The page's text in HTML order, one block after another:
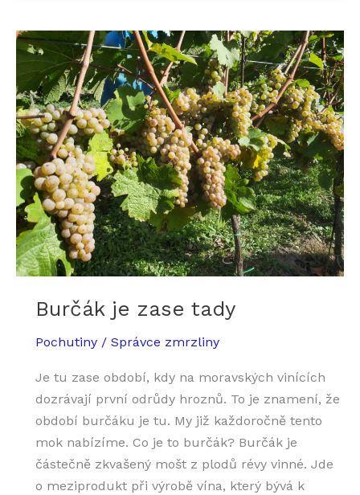
Burčák je zase tady
Pochutiny / Správce zmrzliny
Je tu zase období, kdy na moravských vinících
dozrávají první odrůdy hroznů. To je znamení, že
období burčáku je tu. My již každoročně tento
mok nabízíme. Co je to burčák? Burčák je
částečně zkvašený mošt z plodů révy vinné. Jde
o meziprodukt při výrobě vína, který bývá k